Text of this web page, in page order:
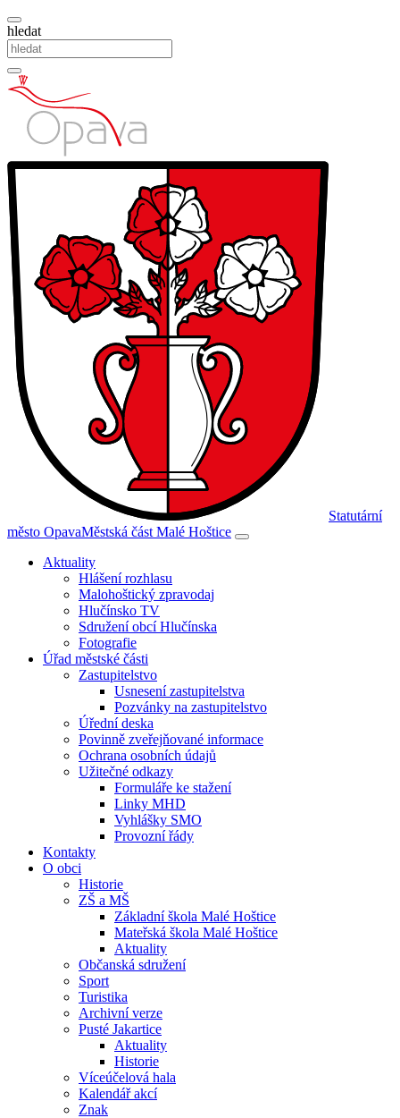
hledat
Statutární
město OpavaMěstská část Malé Hoštice
Aktuality
Hlášení rozhlasu
Malohoštický zpravodaj
Hlučínsko TV
Sdružení obcí Hlučínska
Fotografie
Úřad městské části
Zastupitelstvo
Usnesení zastupitelstva
Pozvánky na zastupitelstvo
Úřední deska
Povinně zveřejňované informace
Ochrana osobních údajů
Užitečné odkazy
Formuláře ke stažení
Linky MHD
Vyhlášky SMO
Provozní řády
Kontakty
O obci
Historie
ZŠ a MŠ
Základní škola Malé Hoštice
Mateřská škola Malé Hoštice
Aktuality
Občanská sdružení
Sport
Turistika
Archivní verze
Pusté Jakartice
Aktuality
Historie
Víceúčelová hala
Kalendář akcí
Znak